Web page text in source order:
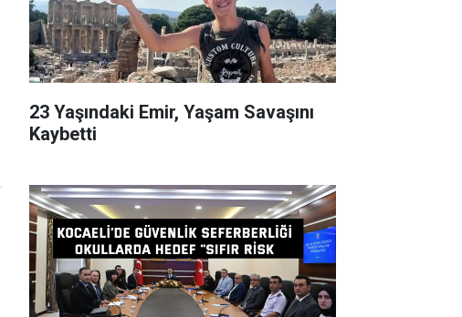
23 Yaşındaki Emir, Yaşam Savaşını
Kaybetti